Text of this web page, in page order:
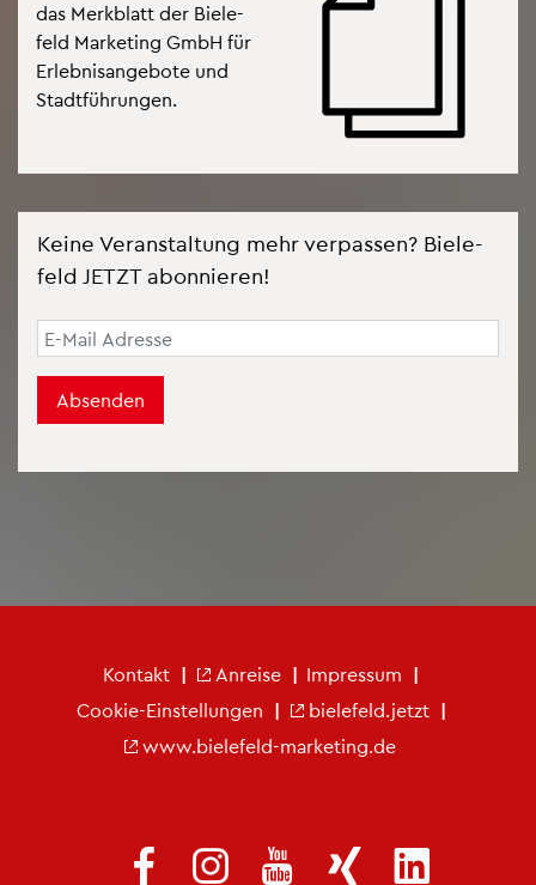
das Merk­blatt der Bie­le­
feld Mar­ke­ting GmbH für
Er­leb­nis­an­ge­bo­te und
Stadt­füh­run­gen.
Keine Ver­an­stal­tung mehr ver­pas­sen? Bie­le­
feld JETZT abon­nie­ren!
E-Mail
Absenden
Kon­takt An­rei­se
Im­pres­sum
Coo­kie-Ein­stel­lun­gen
bie­le­feld.jetzt
www.​bielefeld-​marketing.​de